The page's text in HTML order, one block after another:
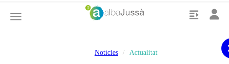
Toggle navigation
Notícies Actualitat